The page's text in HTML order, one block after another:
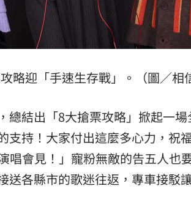
略迎「手速生存戰」。（圖／相
總結出「8大搶票攻略」掀起一
支持！大家付出這麼多心力，祝
唱會見！」寵粉無敵的告五人也
各縣市的歌迷往返，專車接駁